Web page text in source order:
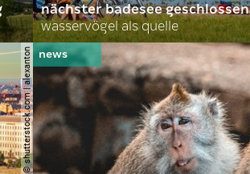
nächster badesee geschlossen
wasservögel als quelle
© shutterstock.com | alexanton